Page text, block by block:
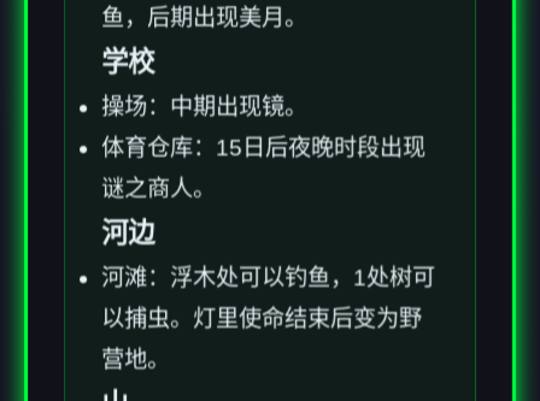
鱼，后期出现美月。
学校
操场：中期出现镜。
体育仓库：15日后夜晚时段出现
谜之商人。
河边
河滩：浮木处可以钓鱼，1处树可
以捕虫。灯里使命结束后变为野
营地。